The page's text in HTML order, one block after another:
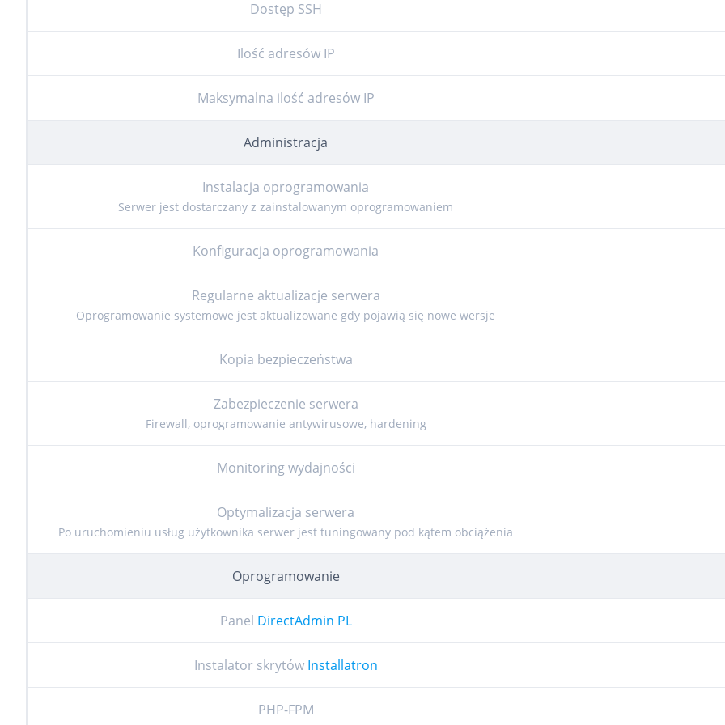
Dostęp SSH
Ilość adresów IP
Maksymalna ilość adresów IP
Administracja
Instalacja oprogramowania
Serwer jest dostarczany z zainstalowanym oprogramowaniem
Konfiguracja oprogramowania
Regularne aktualizacje serwera
Oprogramowanie systemowe jest aktualizowane gdy pojawią się nowe wersje
Kopia bezpieczeństwa
Zabezpieczenie serwera
Firewall, oprogramowanie antywirusowe, hardening
Monitoring wydajności
Optymalizacja serwera
Po uruchomieniu usług użytkownika serwer jest tuningowany pod kątem obciążenia
Oprogramowanie
Panel DirectAdmin PL
Instalator skrytów Installatron
PHP-FPM